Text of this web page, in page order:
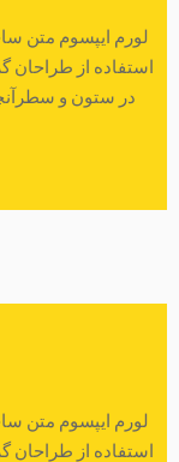
لورم ایپسوم متن
استفاده از طراحان
در ستون و
لورم ایپسوم متن
استفاده از طراحان